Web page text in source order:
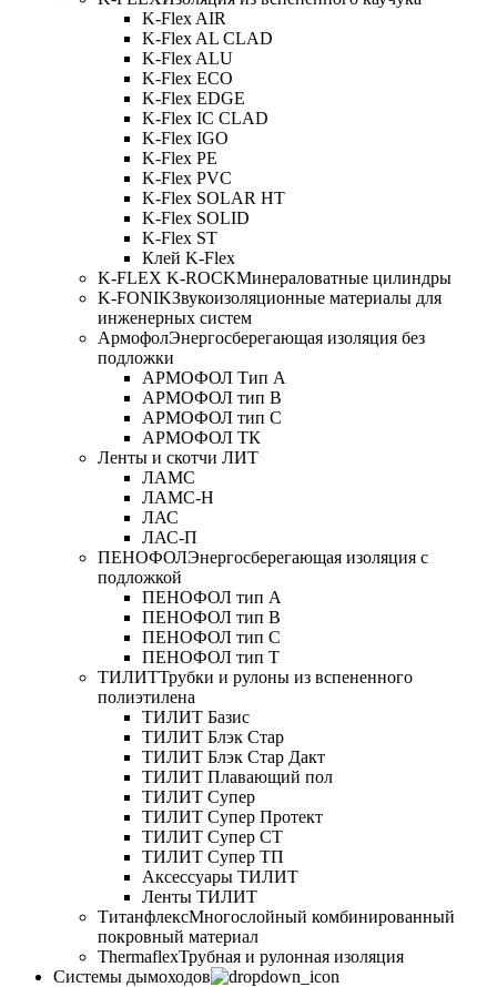
K-Flex AIR
K-Flex AL CLAD
K-Flex ALU
K-Flex ECO
K-Flex EDGE
K-Flex IC CLAD
K-Flex IGO
K-Flex PE
K-Flex PVC
K-Flex SOLAR HT
K-Flex SOLID
K-Flex ST
Клей K-Flex
K-FLEX K-ROCKМинераловатные цилиндры
K-FONIKЗвукоизоляционные материалы для
инженерных систем
АрмофолЭнергосберегающая изоляция без
подложки
АРМОФОЛ Тип А
АРМОФОЛ тип В
АРМОФОЛ тип C
АРМОФОЛ ТК
Ленты и скотчи ЛИТ
ЛАМС
ЛАМС-Н
ЛАС
ЛАС-П
ПЕНОФОЛЭнергосберегающая изоляция с
подложкой
ПЕНОФОЛ тип А
ПЕНОФОЛ тип B
ПЕНОФОЛ тип C
ПЕНОФОЛ тип T
ТИЛИТТрубки и рулоны из вспененного
полиэтилена
ТИЛИТ Базис
ТИЛИТ Блэк Стар
ТИЛИТ Блэк Стар Дакт
ТИЛИТ Плавающий пол
ТИЛИТ Супер
ТИЛИТ Супер Протект
ТИЛИТ Супер СТ
ТИЛИТ Супер ТП
Аксессуары ТИЛИТ
Ленты ТИЛИТ
ТитанфлексМногослойный комбинированный
покровный материал
ThermaflexТрубная и рулонная изоляция
Cистемы дымоходов